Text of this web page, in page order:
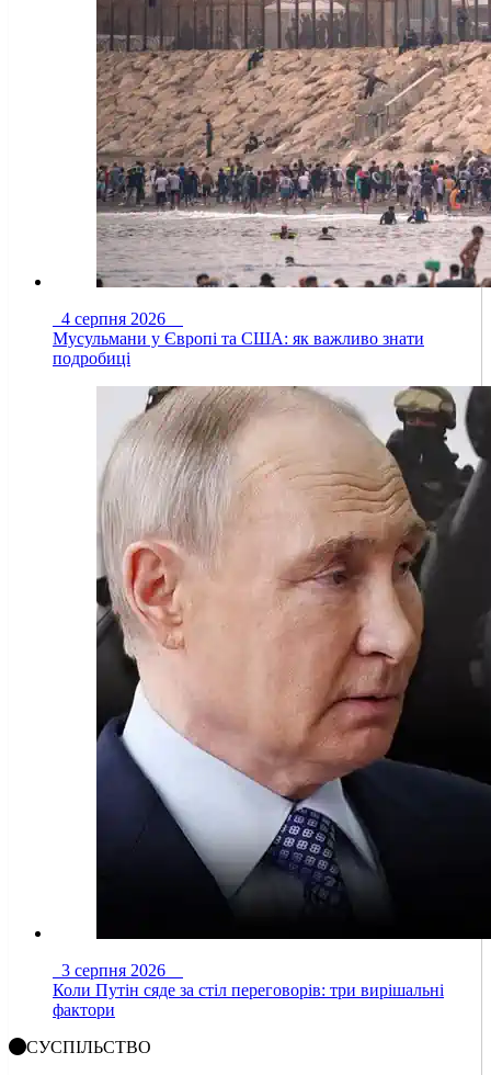
4 серпня 2026
Мусульмани у Європі та США: як важливо знати
подробиці
3 серпня 2026
Коли Путін сяде за стіл переговорів: три вирішальні
фактори
СУСПІЛЬСТВО